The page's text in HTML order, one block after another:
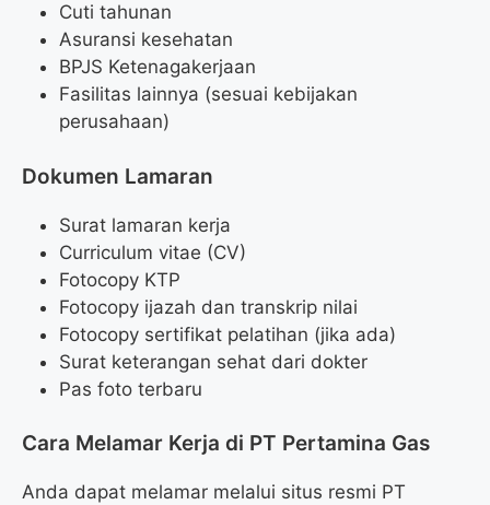
Cuti tahunan
Asuransi kesehatan
BPJS Ketenagakerjaan
Fasilitas lainnya (sesuai kebijakan
perusahaan)
Dokumen Lamaran
Surat lamaran kerja
Curriculum vitae (CV)
Fotocopy KTP
Fotocopy ijazah dan transkrip nilai
Fotocopy sertifikat pelatihan (jika ada)
Surat keterangan sehat dari dokter
Pas foto terbaru
Cara Melamar Kerja di PT Pertamina Gas
Anda dapat melamar melalui situs resmi PT